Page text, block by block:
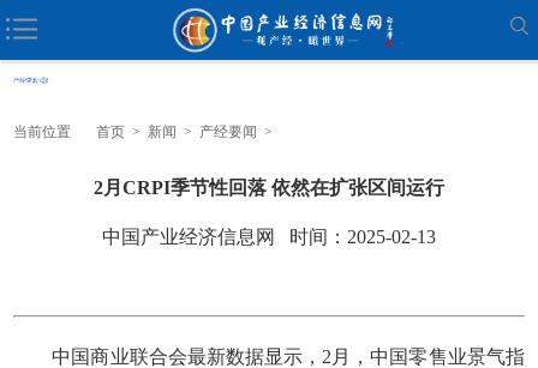
当前位置 首页 > 新闻 > 产经要闻 >
2月CRPI季节性回落 依然在扩张区间运行
中国产业经济信息网 时间：2025-02-13
中国商业联合会最新数据显示，2月，中国零售业景气指